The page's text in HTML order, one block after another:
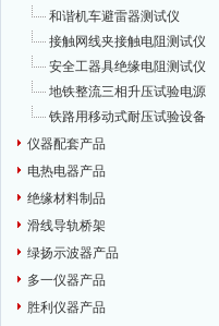
和谐机车避雷器测试仪
接触网线夹接触电阻测试仪
安全工器具绝缘电阻测试仪
地铁整流三相升压试验电源
铁路用移动式耐压试验设备
仪器配套产品
电热电器产品
绝缘材料制品
滑线导轨桥架
绿扬示波器产品
多一仪器产品
胜利仪器产品